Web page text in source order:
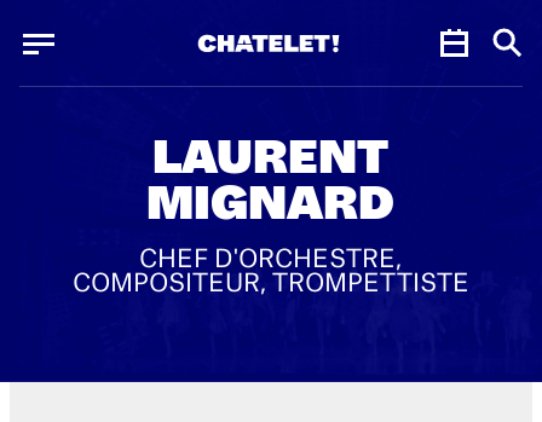
LAURENT
MIGNARD
CHEF D'ORCHESTRE,
COMPOSITEUR, TROMPETTISTE